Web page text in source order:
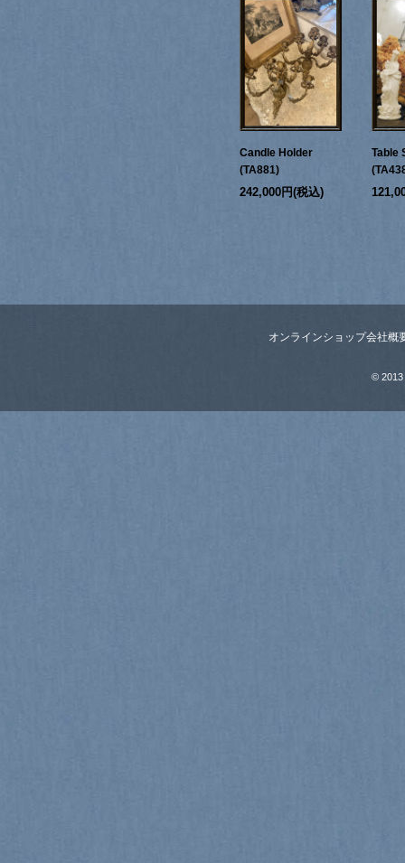
Candle Holder
(TA881)
242,000円(税込)
Table
オンラインショップ会社概
© 2013